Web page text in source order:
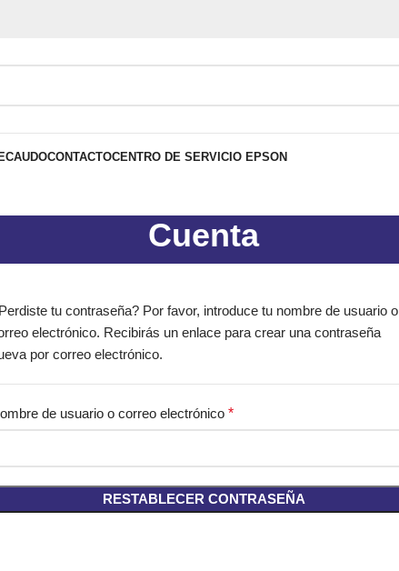
CONTACTOCENTRO DE SERVICIO EPSON
Cuenta
tu contraseña? Por favor, introduce tu nombre de usuario o
electrónico. Recibirás un enlace para crear una contraseña
por correo electrónico.
de usuario o correo electrónico *
RESTABLECER CONTRASEÑA